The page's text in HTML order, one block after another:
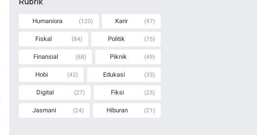
Humaniora (120) Karir (97)
Fiskal (84) Politik (75)
Finansial (68) Piknik (49)
Hobi (42) Edukasi (33)
Digital (27) Fiksi (25)
Jasmani (24) Hiburan (21)